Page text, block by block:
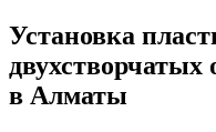
Установка
в Алматы